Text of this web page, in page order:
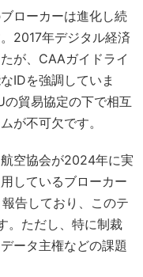
ローカーは進化し続
2017年デジタル経済
が、CAAガイドライ
IDを強調していま
貿易協定の下で相互
が不可欠です。
空協会が2024年に実
しているブローカー
告しており、このテ
。ただし、特に制裁
ータ主権などの課題